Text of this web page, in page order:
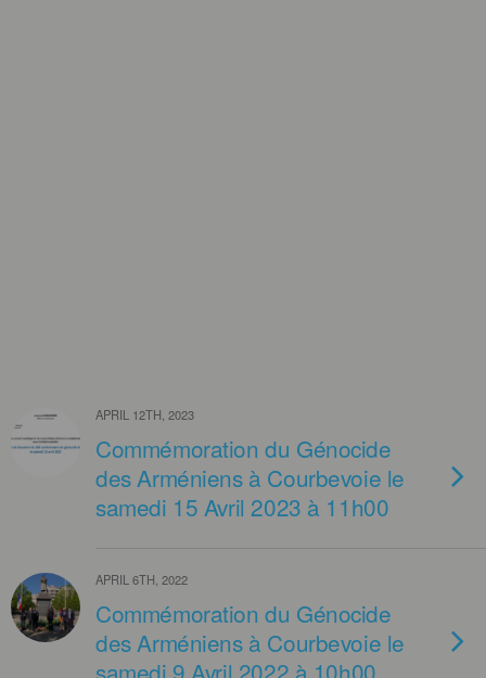
APRIL 12TH, 2023
Commémoration du Génocide
des Arméniens à Courbevoie le
samedi 15 Avril 2023 à 11h00
APRIL 6TH, 2022
Commémoration du Génocide
des Arméniens à Courbevoie le
samedi 9 Avril 2022 à 10h00